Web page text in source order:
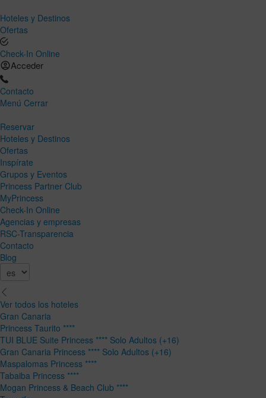
Hoteles y Destinos
Ofertas
Check-In Online
Acceder
Contacto
Menú Cerrar
Reservar
Hoteles y Destinos
Ofertas
Inspírate
Grupos y Eventos
Princess Partner Club
MyPrincess
Check-In Online
Agencias y empresas
RSC-Transparencia
Contacto
Blog
Ver todos los hoteles
Gran Canaria
Princess Taurito ****
TUI BLUE Suite Princess **** Solo Adultos (+16)
Gran Canaria Princess **** Solo Adultos (+16)
Maspalomas Princess ****
Tabaiba Princess ****
Mogan Princess & Beach Club ****